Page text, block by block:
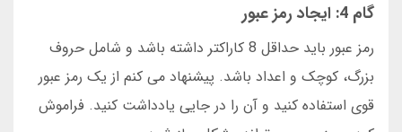
گام 4: ایجاد رمز عبور
رمز عبور باید حداقل 8 کاراکتر داشته باشد و شامل حروف
بزرگ، کوچک و اعداد باشد. پیشنهاد می کنم از یک رمز عبور
قوی استفاده کنید و آن را در جایی یادداشت کنید. فراموش